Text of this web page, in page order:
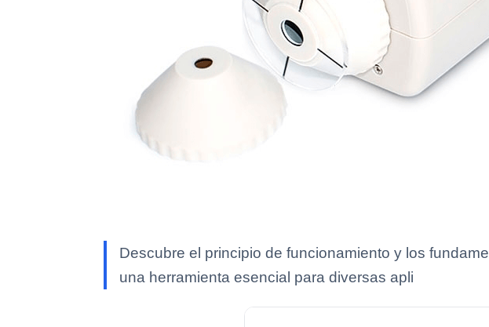
Descubre el principio de funcionamiento y los
una herramienta esencial para diversas apli